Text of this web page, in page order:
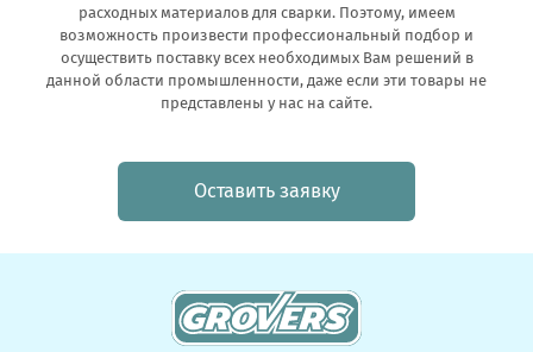
расходных материалов для сварки. Поэтому, имеем
возможность произвести профессиональный подбор и
осуществить поставку всех необходимых Вам решений в
данной области промышленности, даже если эти товары не
представлены у нас на сайте.
Оставить заявку